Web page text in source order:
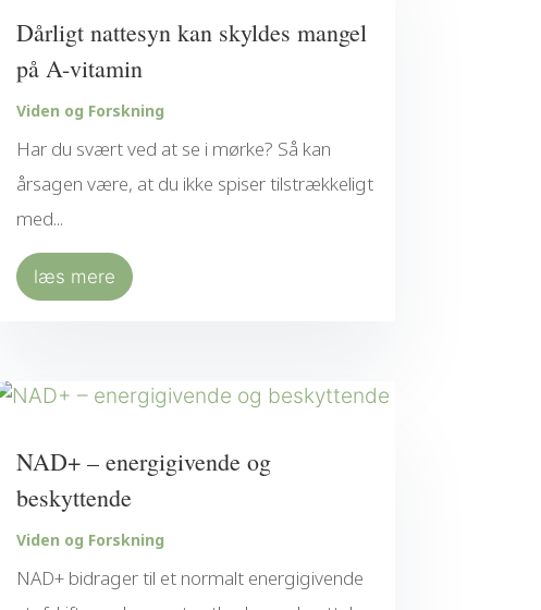
Dårligt nattesyn kan skyldes mangel
på A-vitamin
Viden og Forskning
Har du svært ved at se i mørke? Så kan
årsagen være, at du ikke spiser tilstrækkeligt
med...
læs mere
NAD+ – energigivende og
beskyttende
Viden og Forskning
NAD+ bidrager til et normalt energigivende